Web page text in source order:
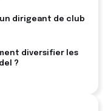
dirigeant de club
diversifier les
?